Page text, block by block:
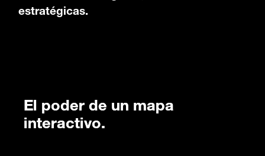
estratégicas.
El poder de un mapa
interactivo.